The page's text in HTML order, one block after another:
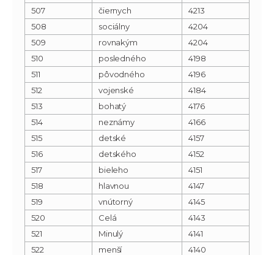
507
čiernych
4213
508
sociálny
4204
509
rovnakým
4204
510
posledného
4198
511
pôvodného
4196
512
vojenské
4184
513
bohatý
4176
514
neznámy
4166
515
detské
4157
516
detského
4152
517
bieleho
4151
518
hlavnou
4147
519
vnútorný
4145
520
Celá
4143
521
Minulý
4141
522
menší
4140